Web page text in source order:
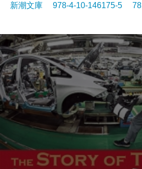
新潮文庫 978-4-10-146175-5